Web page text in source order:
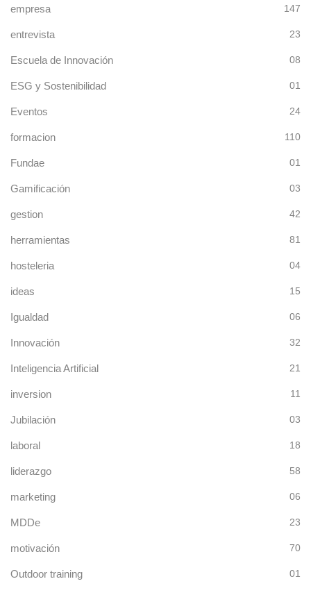
empresa 147
entrevista 23
Escuela de Innovación 08
ESG y Sostenibilidad 01
Eventos 24
formacion 110
Fundae 01
Gamificación 03
gestion 42
herramientas 81
hosteleria 04
ideas 15
Igualdad 06
Innovación 32
Inteligencia Artificial 21
inversion 11
Jubilación 03
laboral 18
liderazgo 58
marketing 06
MDDe 23
motivación 70
Outdoor training 01